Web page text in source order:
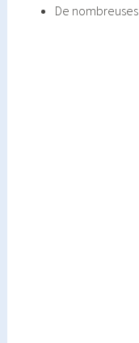
De nombreuses